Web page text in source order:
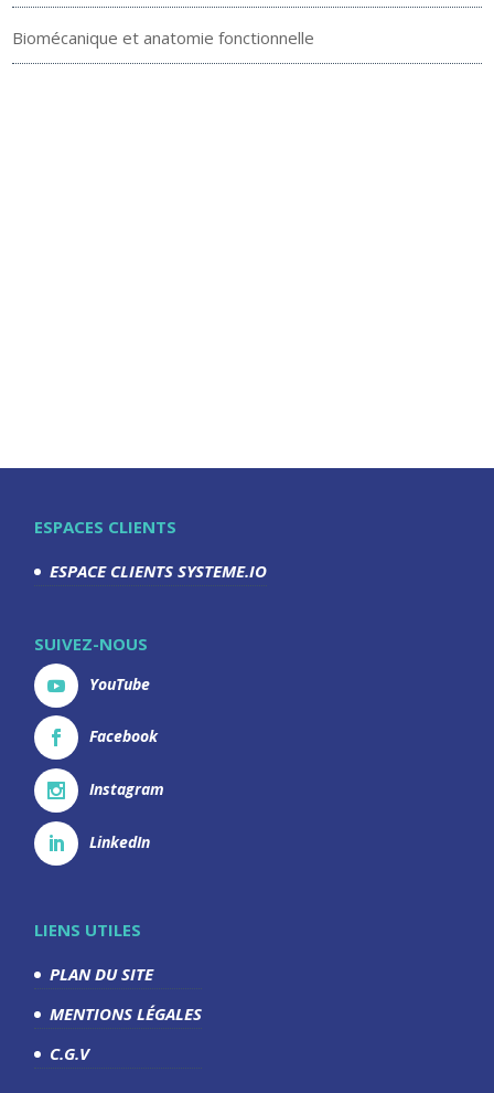
Biomécanique et anatomie fonctionnelle
ESPACES CLIENTS
ESPACE CLIENTS SYSTEME.IO
SUIVEZ-NOUS
YouTube
Facebook
Instagram
LinkedIn
LIENS UTILES
PLAN DU SITE
MENTIONS LÉGALES
C.G.V